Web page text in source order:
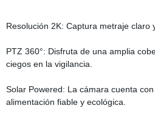
Resolución 2K: Captura metraje
PTZ 360°: Disfruta de una amplia
ciegos en la vigilancia.
Solar Powered: La cámara cuenta
alimentación fiable y ecológica.